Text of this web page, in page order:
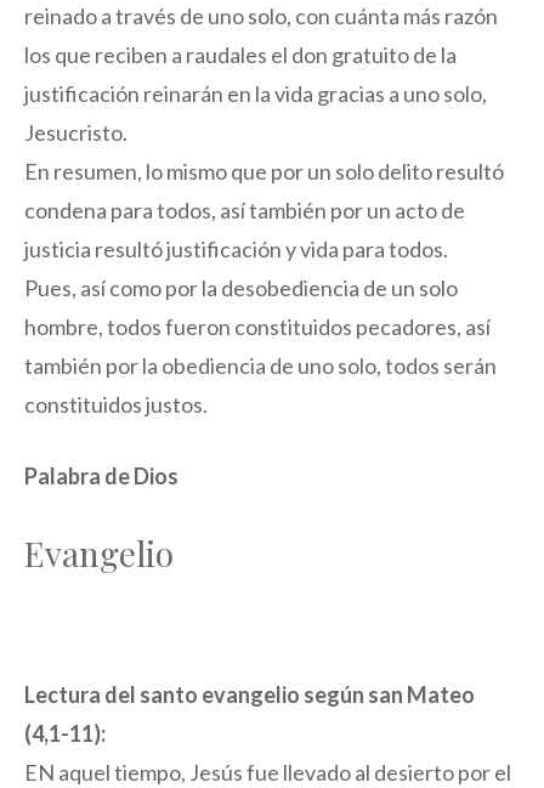
reinado a través de uno solo, con cuánta más razón
los que reciben a raudales el don gratuito de la
justificación reinarán en la vida gracias a uno solo,
Jesucristo.
En resumen, lo mismo que por un solo delito resultó
condena para todos, así también por un acto de
justicia resultó justificación y vida para todos.
Pues, así como por la desobediencia de un solo
hombre, todos fueron constituidos pecadores, así
también por la obediencia de uno solo, todos serán
constituidos justos.
Palabra de Dios
Evangelio
Lectura del santo evangelio según san Mateo
(4,1-11):
EN aquel tiempo, Jesús fue llevado al desierto por el